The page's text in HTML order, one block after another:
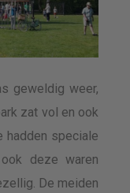
geweldig weer,
zat vol en ook
hadden speciale
ook deze waren
De meiden